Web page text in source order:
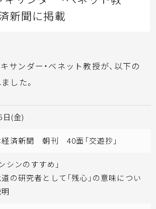
新聞に掲載
キサンダー・ベネット教授が、以下の
した。
日(金)
経済新聞 朝刊 40面「交遊抄」
シンのすすめ」
の研究者として「残心」の意味につい